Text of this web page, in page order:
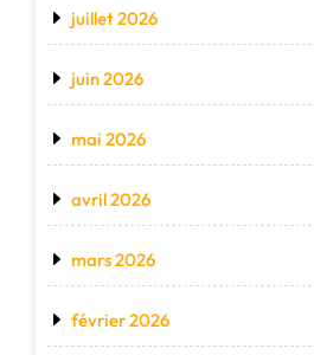
juillet 2026
juin 2026
mai 2026
avril 2026
mars 2026
février 2026